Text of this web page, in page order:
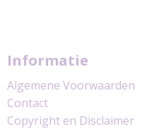
Informatie
Algemene Voorwaarden
Contact
Copyright en Disclaimer